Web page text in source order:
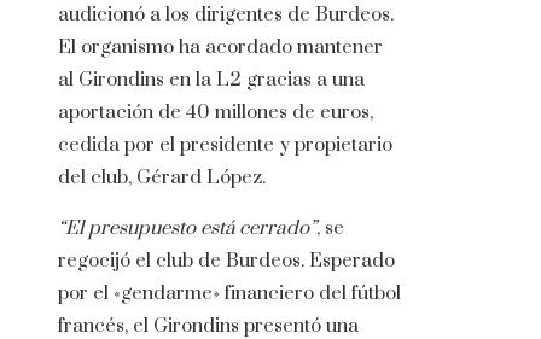
audicionó a los dirigentes de Burdeos.
El organismo ha acordado mantener
al Girondins en la L2 gracias a una
aportación de 40 millones de euros,
cedida por el presidente y propietario
del club, Gérard López.
“El presupuesto está cerrado”, se
regocijó el club de Burdeos. Esperado
por el «gendarme» financiero del fútbol
francés, el Girondins presentó una